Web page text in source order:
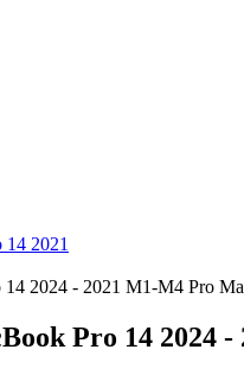
2021
2024 - 2021 M1-M4 Pro
Pro 14 2024